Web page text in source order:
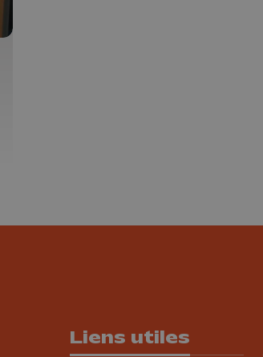
Liens utiles